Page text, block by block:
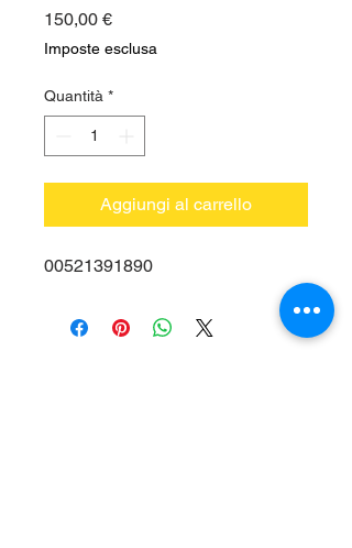
150,00 €Prezzo
Imposte esclusa
Quantità *
Aggiungi al carrello
00521391890